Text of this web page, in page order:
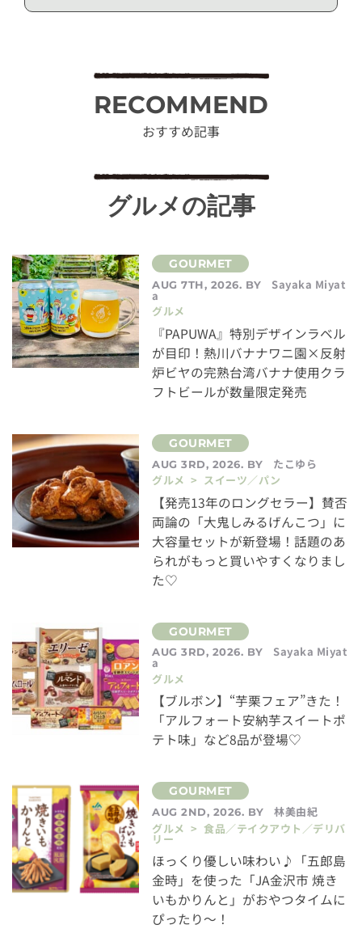
RECOMMEND
おすすめ記事
グルメの記事
AUG 7TH, 2026. BY Sayaka Miyat
a
グルメ
『PAPUWA』特別デザインラベル
が目印！熱川バナナワニ園×反射
炉ビヤの完熟台湾バナナ使用クラ
フトビールが数量限定発売
AUG 3RD, 2026. BY
たこゆら
グルメ > スイーツ／パン
【発売13年のロングセラー】賛否
両論の「大鬼しみるげんこつ」に
大容量セットが新登場！話題のあ
られがもっと買いやすくなりまし
た♡
AUG 3RD, 2026. BY Sayaka Miyat
a
グルメ
【ブルボン】“芋栗フェア”きた！
「アルフォート安納芋スイートポ
テト味」など8品が登場♡
AUG 2ND, 2026. BY
林美由紀
グルメ > 食品／テイクアウト／デリバ
リー
ほっくり優しい味わい♪「五郎島
金時」を使った「JA金沢市 焼き
いもかりんと」がおやつタイムに
ぴったり～！